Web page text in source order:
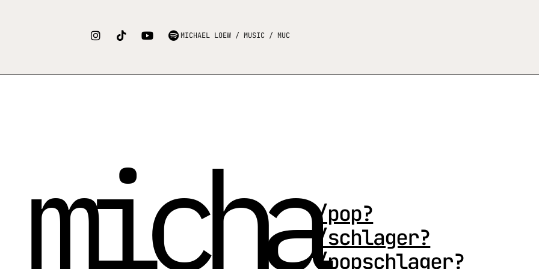
MICHAEL LOEW / MUSIC / MUC
micha/pop?
/schlager?
/popschlager?